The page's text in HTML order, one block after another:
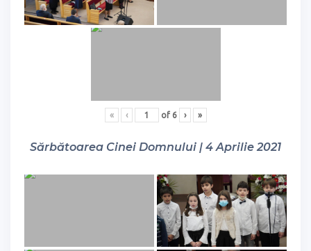
« ‹ of 6 › »
Sărbătoarea Cinei Domnului | 4 Aprilie 2021